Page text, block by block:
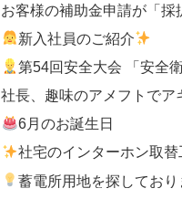
新入社員のご紹介
第54回安全大会 「安全衛生優良事業場」
社長、趣味のアメフトでア
6月のお誕生日
社宅のインターホン取替工事
蓄電所用地を探しており